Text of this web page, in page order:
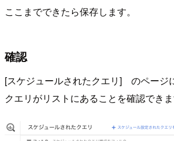
ここまでできたら保存します。
確認
[スケジュールされたクエリ] のページ
クエリがリストにあることを確認できま